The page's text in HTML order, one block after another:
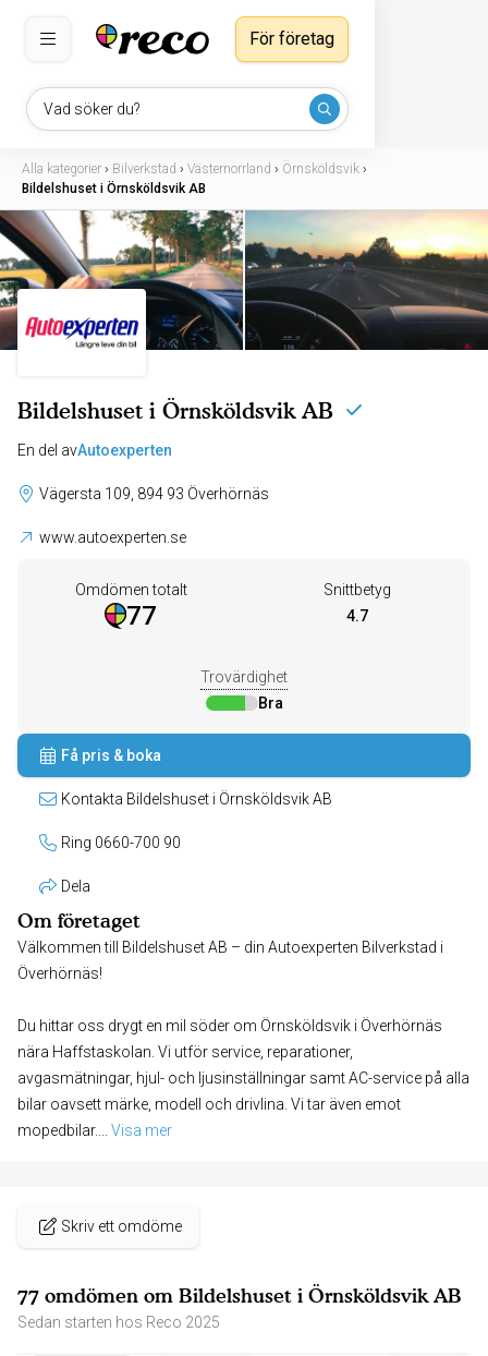
Vad söker du?
För företag
Alla kategorier › Bilverkstad › Västernorrland › Örnsköldsvik ›
Bildelshuset i Örnsköldsvik AB
Bildelshuset i Örnsköldsvik AB
En del avAutoexperten
Vägersta 109, 894 93 Överhörnäs
www.autoexperten.se
Omdömen totalt
77
Snittbetyg
4.7
Trovärdighet
Bra
Få pris & boka
Kontakta Bildelshuset i Örnsköldsvik AB
Ring 0660-700 90
Dela
Om företaget
Välkommen till Bildelshuset AB – din Autoexperten Bilverkstad i
Överhörnäs!
Du hittar oss drygt en mil söder om Örnsköldsvik i Överhörnäs
nära Haffstaskolan. Vi utför service, reparationer,
avgasmätningar, hjul- och ljusinställningar samt AC-service på alla
bilar oavsett märke, modell och drivlina. Vi tar även emot
mopedbilar.
Visa mer
Skriv ett omdöme
77 omdömen om Bildelshuset i Örnsköldsvik AB
Sedan starten hos Reco 2025